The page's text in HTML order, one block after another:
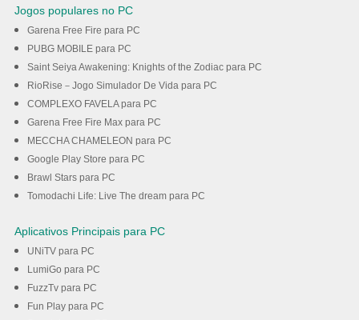
Jogos populares no PC
Garena Free Fire para PC
PUBG MOBILE para PC
Saint Seiya Awakening: Knights of the Zodiac para PC
RioRise－Jogo Simulador De Vida para PC
COMPLEXO FAVELA para PC
Garena Free Fire Max para PC
MECCHA CHAMELEON para PC
Google Play Store para PC
Brawl Stars para PC
Tomodachi Life: Live The dream para PC
Aplicativos Principais para PC
UNiTV para PC
LumiGo para PC
FuzzTv para PC
Fun Play para PC